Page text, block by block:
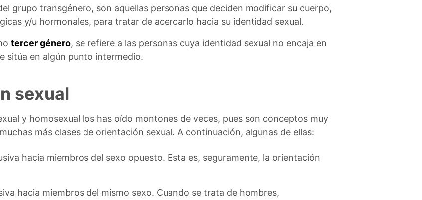
grupo transgénero, son aquellas personas que deciden modificar su cuerpo,
y/u hormonales, para tratar de acercarlo hacia su identidad sexual.
tercer género, se refiere a las personas cuya identidad sexual no encaja en
sitúa en algún punto intermedio.
sexual
y homosexual los has oído montones de veces, pues son conceptos muy
más clases de orientación sexual. A continuación, algunas de ellas:
hacia miembros del sexo opuesto. Esta es, seguramente, la orientación
hacia miembros del mismo sexo. Cuando se trata de hombres,